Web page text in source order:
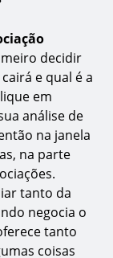
decidir
e qual é a
em
análise de
na janela
na parte
tanto da
negocia o
tanto
coisas